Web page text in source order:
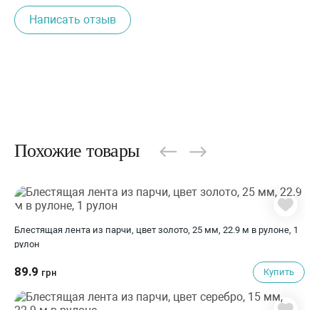
Написать отзыв
Похожие товары
Блестящая лента из парчи, цвет золото, 25 мм, 22.9 м в рулоне, 1
рулон
89.9 грн Купить